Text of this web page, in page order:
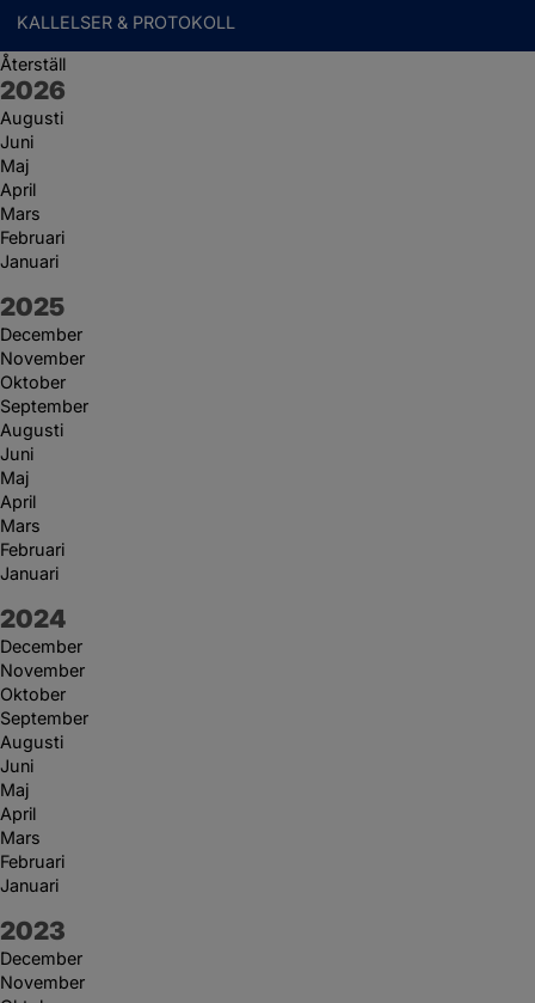
KALLELSER & PROTOKOLL
Återställ
År:
2026
Augusti
Juni
Maj
April
Mars
Februari
Januari
År:
2025
December
November
Oktober
September
Augusti
Juni
Maj
April
Mars
Februari
Januari
År:
2024
December
November
Oktober
September
Augusti
Juni
Maj
April
Mars
Februari
Januari
År:
2023
December
November